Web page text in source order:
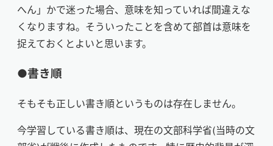
へん」かで迷った場合、意味を知っていれば間違えな
くなりますね。そういったことを含めて部首は意味を
捉えておくとよいと思います。
●書き順
そもそも正しい書き順というものは存在しません。
今学習している書き順は、現在の文部科学省(当時の文